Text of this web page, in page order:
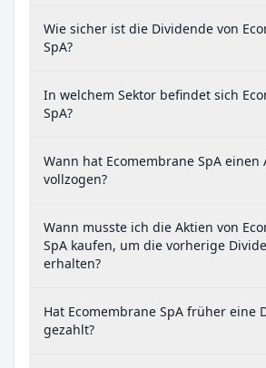
Wie sicher ist die Dividende von
SpA?
In welchem Sektor befindet sich
SpA?
Wann hat Ecomembrane SpA einen
vollzogen?
Wann musste ich die Aktien von
SpA kaufen, um die vorherige
erhalten?
Hat Ecomembrane SpA früher eine
gezahlt?